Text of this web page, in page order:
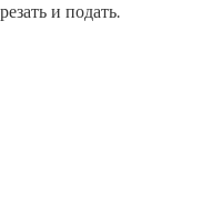
и подать.